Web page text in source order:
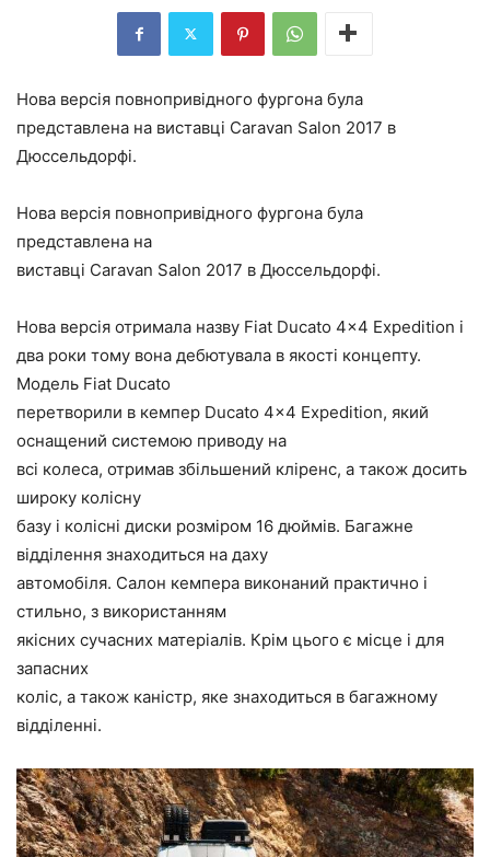
Нова версія повнопривідного фургона була
представлена на виставці Caravan Salon 2017 в
Дюссельдорфі.
Нова версія повнопривідного фургона була
представлена на
виставці Caravan Salon 2017 в Дюссельдорфі.
Нова версія отримала назву Fiat Ducato 4×4 Expedition і
два роки тому вона дебютувала в якості концепту.
Модель Fiat Ducato
перетворили в кемпер Ducato 4×4 Expedition, який
оснащений системою приводу на
всі колеса, отримав збільшений кліренс, а також досить
широку колісну
базу і колісні диски розміром 16 дюймів. Багажне
відділення знаходиться на даху
автомобіля. Салон кемпера виконаний практично і
стильно, з використанням
якісних сучасних матеріалів. Крім цього є місце і для
запасних
коліс, а також каністр, яке знаходиться в багажному
відділенні.